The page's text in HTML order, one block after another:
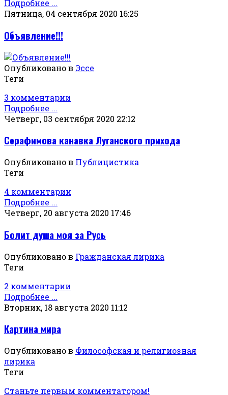
Подробнее ...
Пятница, 04 сентября 2020 16:25
Объявление!!!
Опубликовано в Эссе
Теги
3 комментарии
Подробнее ...
Четверг, 03 сентября 2020 22:12
Серафимова канавка Луганского прихода
Опубликовано в Публицистика
Теги
4 комментарии
Подробнее ...
Четверг, 20 августа 2020 17:46
Болит душа моя за Русь
Опубликовано в Гражданская лирика
Теги
2 комментарии
Подробнее ...
Вторник, 18 августа 2020 11:12
Картина мира
Опубликовано в Философская и религиозная
лирика
Теги
Станьте первым комментатором!